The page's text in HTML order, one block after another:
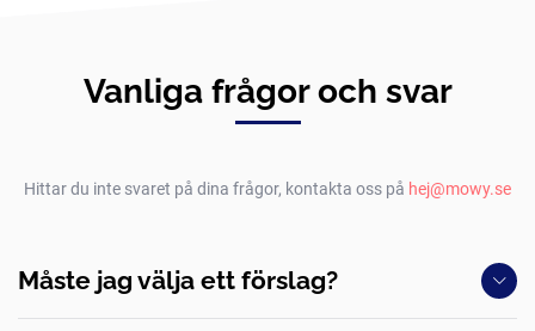
Vanliga frågor och svar
Hittar du inte svaret på dina frågor, kontakta oss på hej@mowy.se
Måste jag välja ett förslag?